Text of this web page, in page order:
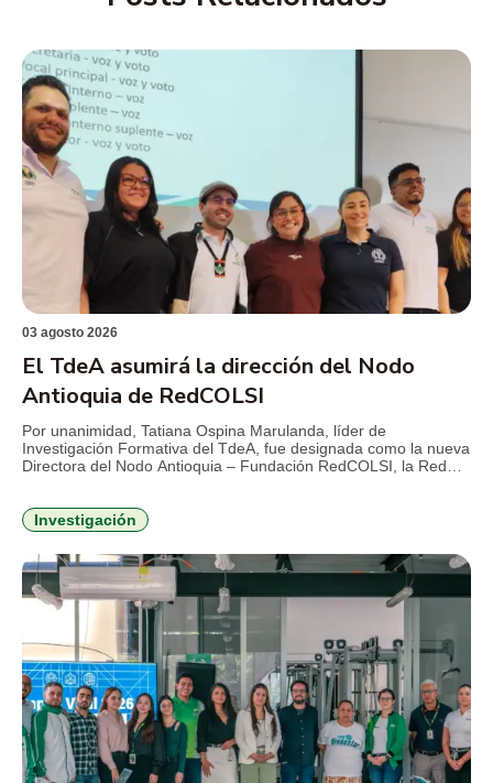
03 agosto 2026
El TdeA asumirá la dirección del Nodo
Antioquia de RedCOLSI
Por unanimidad, Tatiana Ospina Marulanda, líder de
Investigación Formativa del TdeA, fue designada como la nueva
Directora del Nodo Antioquia – Fundación RedCOLSI, la Red
Institución Universitaria asume la máxima coordinación
estratégica en la región. La […]
Investigación